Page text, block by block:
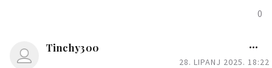
0
Tinchy300
28. LIPANJ 2025. 18:22